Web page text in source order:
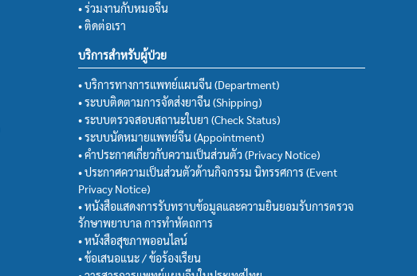
• ร่วมงานกับหมอจีน
• ติดต่อเรา
บริการสำหรับผู้ป่วย
• บริการทางการแพทย์แผนจีน (Department)
• ระบบติดตามการจัดส่งยาจีน (Shipping)
• ระบบตรวจสอบสถานะใบยา (Check Status)
• ระบบนัดหมายแพทย์จีน (Appointment)
• คำประกาศเกี่ยวกับความเป็นส่วนตัว (Privacy Notice)
• ประกาศความเป็นส่วนตัวด้านกิจกรรม นิทรรศการ (Event
Privacy Notice)
• หนังสือแสดงการรับทราบข้อมูลและความยินยอมรับการตรวจ
รักษาพยาบาล การทำหัตถการ
• หนังสือสุขภาพออนไลน์
• ข้อเสนอแนะ / ข้อร้องเรียน